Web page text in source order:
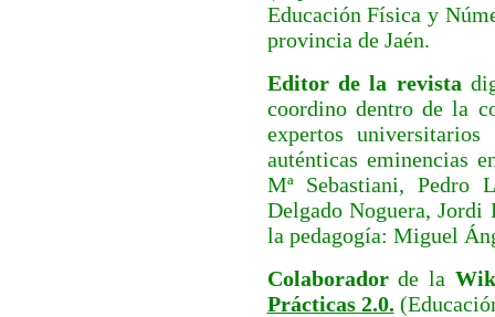
Educación Física y
provincia de Jaén.
Editor de la revista
coordino dentro de la
expertos
auténticas eminencias
Mª Sebastiani, Pedro
Delgado Noguera, Jordi
la pedagogía: Miguel
Colaboradorde la
Prácticas 2.0.